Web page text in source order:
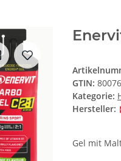
GTIN:
Kategorie:
Hersteller:
Gel mit